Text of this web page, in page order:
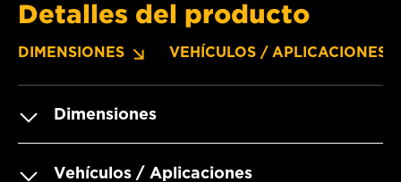
Detalles del producto
DIMENSIONES VEHÍCULOS / APLICACIONES
Dimensiones
Vehículos / Aplicaciones